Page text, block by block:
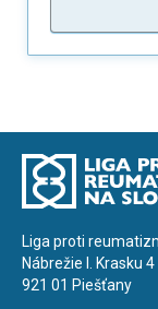
Liga proti
Nábrežie I. Krasku 4
921 01 Piešťany